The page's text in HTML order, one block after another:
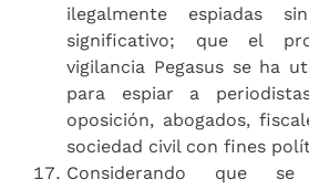
ilegalmente espiadas
significativo; que el
vigilancia Pegasus se ha
para espiar a
oposición, abogados,
sociedad civil con fines
Considerando que